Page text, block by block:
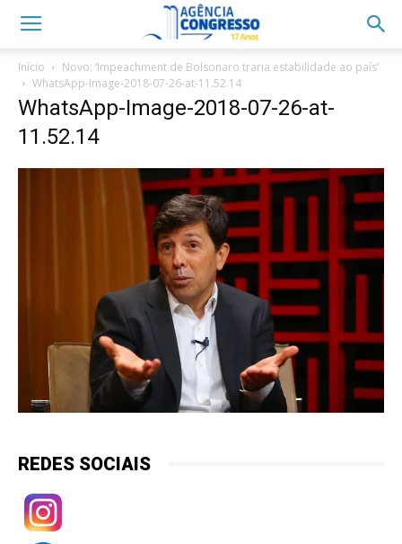
Início
Novo: ‘Impeachment de Bolsonaro traria estabilidade ao país’
WhatsApp-Image-2018-07-26-at-11.52.14
WhatsApp-Image-2018-07-26-at-
11.52.14
REDES SOCIAIS